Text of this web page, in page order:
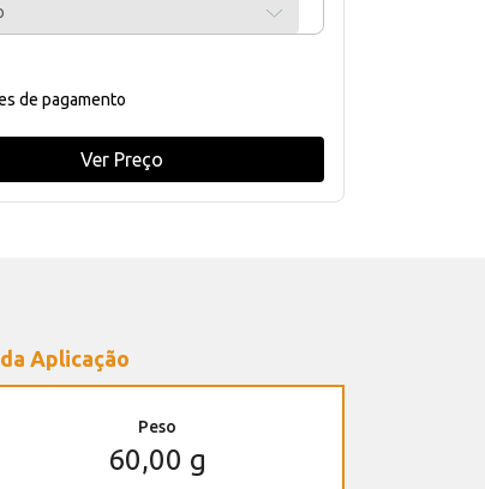
de pagamento
Ver Preço
Aplicação
Peso
60,00 g